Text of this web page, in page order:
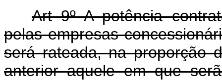
Art 9º A potência
pelas empresas
será rateada, na proporção
anterior aquele em que